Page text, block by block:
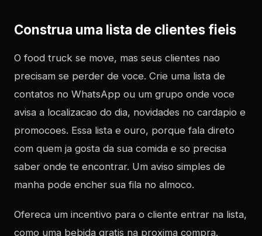
Construa uma lista de clientes fieis
O food truck se move, mas seus clientes nao
precisam se perder de voce. Crie uma lista de
contatos no WhatsApp ou um grupo onde voce
avisa a localizacao do dia, novidades no cardapio e
promocoes. Essa lista e ouro, porque fala direto
com quem ja gosta da sua comida e so precisa
saber onde te encontrar. Um aviso simples de
manha pode encher sua fila no almoco.
Ofereca um incentivo para o cliente entrar na lista,
como uma bebida gratis na proxima compra.